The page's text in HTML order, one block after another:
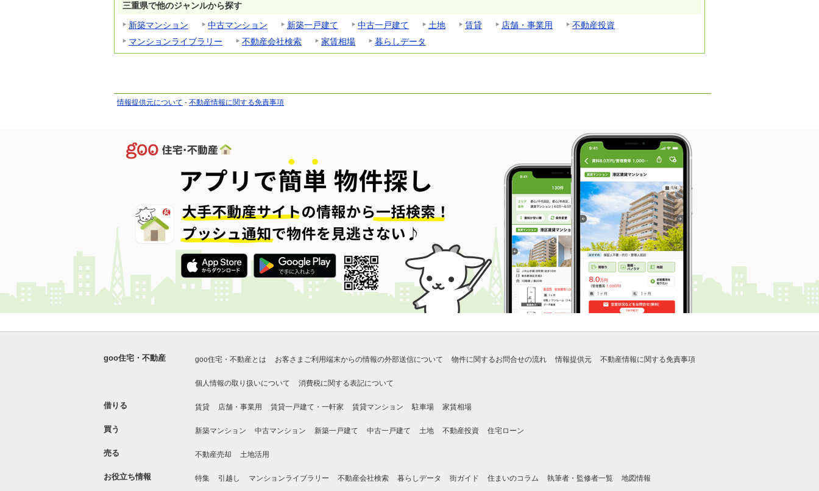
三重県で他のジャンルから探す
新築マンション
中古マンション 新築一戸建て 中古一戸建て 土地 賃貸 店舗・事業用
不動産投資
マンションライブラリー
不動産会社検索 家賃相場 暮らしデータ
情報提供元について - 不動産情報に関する免責事項
goo住宅・不動産 goo住宅・不動産とは お客さまご利用端末からの情報の外部送信について 物件に関するお問合せの流れ 情報提供元 不動産情報に関する免責事項
個人情報の取り扱いについて 消費税に関する表記について
借りる 賃貸 店舗・事業用 賃貸一戸建て・一軒家 賃貸マンション 駐車場 家賃相場
買う 新築マンション 中古マンション 新築一戸建て 中古一戸建て 土地 不動産投資 住宅ローン
売る 不動産売却 土地活用
お役立ち情報 特集 引越し マンションライブラリー 不動産会社検索 暮らしデータ 街ガイド 住まいのコラム 執筆者・監修者一覧 地図情報